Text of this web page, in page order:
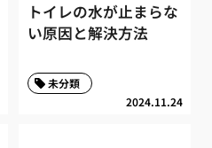
トイレの水が止まらな
い原因と解決方法
2024.11.24
未分類